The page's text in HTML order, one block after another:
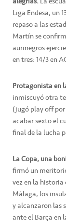
Liga Endesa, un
repaso a las
Martín se
aurinegros
en tres: 14/3 en
Protagonista en
inmiscuyó otra
(jugó play off
acabar sexto el
final de la lucha
La Copa, una
firmó un
vez en la
Málaga, los
y alcanzaron las
ante el Barça en